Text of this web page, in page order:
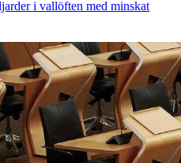
i vallöften med minskat